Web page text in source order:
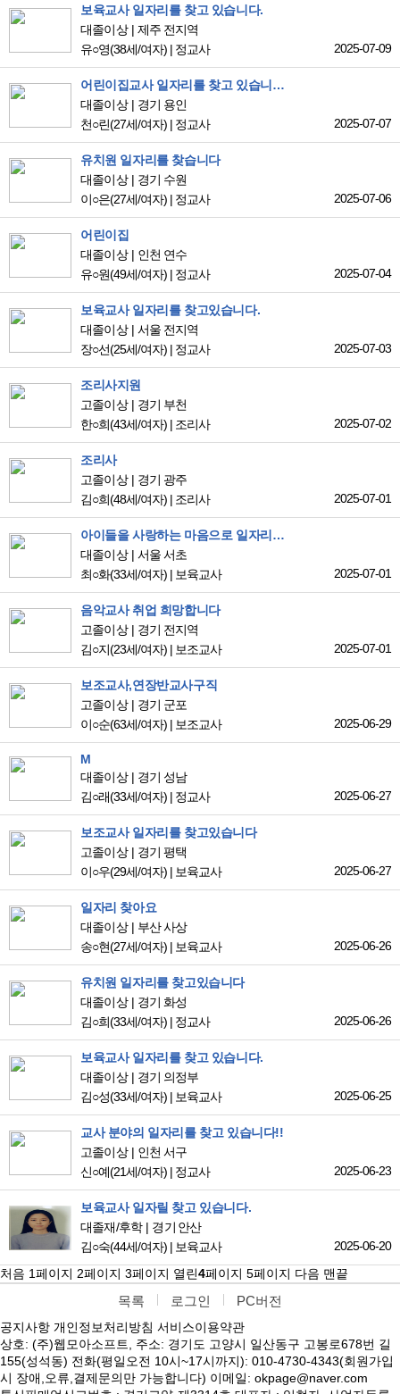
보육교사 일자리를 찾고 있습니다.
대졸이상
제주 전지역
유○영(38세/여자) | 정교사 2025-07-09
어린이집교사 일자리를 찾고 있습니다.
대졸이상
경기 용인
천○린(27세/여자) | 정교사 2025-07-07
유치원 일자리를 찾습니다
대졸이상
경기 수원
이○은(27세/여자) | 정교사 2025-07-06
어린이집
대졸이상
인천 연수
유○원(49세/여자) | 정교사 2025-07-04
보육교사 일자리를 찾고있습니다.
대졸이상
서울 전지역
장○선(25세/여자) | 정교사 2025-07-03
조리사지원
고졸이상
경기 부천
한○희(43세/여자) | 조리사 2025-07-02
조리사
고졸이상
경기 광주
김○희(48세/여자) | 조리사 2025-07-01
아이들을 사랑하는 마음으로 일자리를 찾고있습니다
대졸이상
서울 서초
최○화(33세/여자) | 보육교사 2025-07-01
음악교사 취업 희망합니다
고졸이상
경기 전지역
김○지(23세/여자) | 보조교사 2025-07-01
보조교사,연장반교사구직
고졸이상
경기 군포
이○순(63세/여자) | 보조교사 2025-06-29
M
대졸이상
경기 성남
김○래(33세/여자) | 정교사 2025-06-27
보조교사 일자리를 찾고있습니다
고졸이상
경기 평택
이○우(29세/여자) | 보육교사 2025-06-27
일자리 찾아요
대졸이상
부산 사상
송○현(27세/여자) | 보육교사 2025-06-26
유치원 일자리를 찾고있습니다
대졸이상
경기 화성
김○희(33세/여자) | 정교사 2025-06-26
보육교사 일자리를 찾고 있습니다.
대졸이상
경기 의정부
김○성(33세/여자) | 보육교사 2025-06-25
교사 분야의 일자리를 찾고 있습니다!!
고졸이상
인천 서구
신○예(21세/여자) | 정교사 2025-06-23
보육교사 일자릴 찾고 있습니다.
대졸재/후학
경기 안산
김○숙(44세/여자) | 보육교사
2025-06-20
처음 1페이지 2페이지 3페이지 열린4페이지 5페이지 다음 맨끝
목록 로그인 PC버전
공지사항 개인정보처리방침 서비스이용약관
상호: (주)웹모아소프트, 주소: 경기도 고양시 일산동구 고봉로678번 길
155(성석동) 전화(평일오전 10시~17시까지): 010-4730-4343(회원가입
시 장애,오류,결제문의만 가능합니다) 이메일: okpage@naver.com